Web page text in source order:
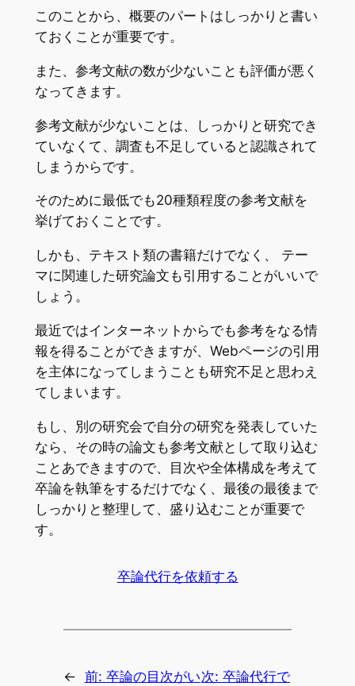
このことから、概要のパートはしっかりと書い
ておくことが重要です。
また、参考文献の数が少ないことも評価が悪く
なってきます。
参考文献が少ないことは、しっかりと研究でき
ていなくて、調査も不足していると認識されて
しまうからです。
そのために最低でも20種類程度の参考文献を
挙げておくことです。
しかも、テキスト類の書籍だけでなく、 テー
マに関連した研究論文も引用することがいいで
しょう。
最近ではインターネットからでも参考をなる情
報を得ることができますが、Webページの引用
を主体になってしまうことも研究不足と思わえ
てしまいます。
もし、別の研究会で自分の研究を発表していた
なら、その時の論文も参考文献として取り込む
ことあできますので、目次や全体構成を考えて
卒論を執筆をするだけでなく、最後の最後まで
しっかりと整理して、盛り込むことが重要で
す。
卒論代行を依頼する
← 前: 卒論の目次がい次: 卒論代行で